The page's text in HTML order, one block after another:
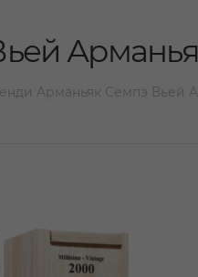
Арманьяк Семпэ Вьей